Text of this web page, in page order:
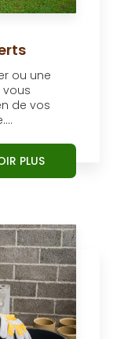
ou une
vous
de vos
PLUS